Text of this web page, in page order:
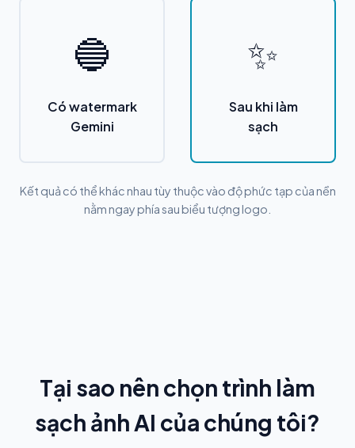
🔵
Có watermark
Gemini
✨
Sau khi làm
sạch
Kết quả có thể khác nhau tùy thuộc vào độ phức tạp của nền
nằm ngay phía sau biểu tượng logo.
Tại sao nên chọn trình làm
sạch ảnh AI của chúng tôi?